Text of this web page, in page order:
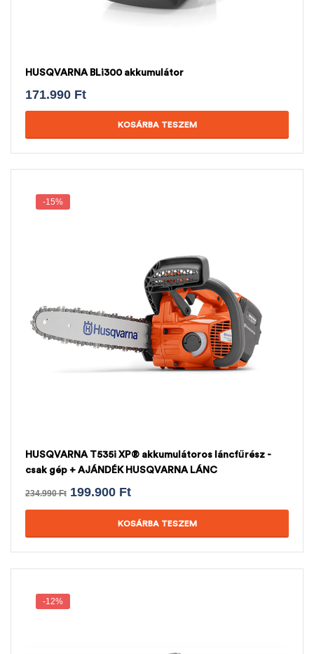
HUSQVARNA BLi300 akkumulátor
171.990 Ft
KOSÁRBA TESZEM
-15%
HUSQVARNA T535i XP® akkumulátoros láncfűrész -
csak gép + AJÁNDÉK HUSQVARNA LÁNC
234.990Ft 199.900 Ft
KOSÁRBA TESZEM
-12%